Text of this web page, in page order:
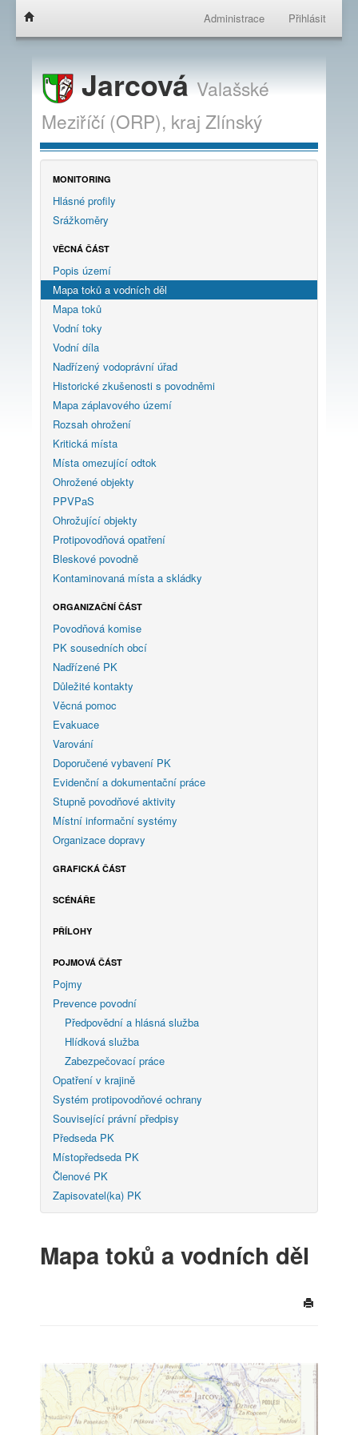
Administrace Přihlásit
JarcováValašské
Meziříčí (ORP), kraj Zlínský
MONITORING
Hlásné profily
Srážkoměry
VĚCNÁ ČÁST
Popis území
Mapa toků a vodních děl
Mapa toků
Vodní toky
Vodní díla
Nadřízený vodoprávní úřad
Historické zkušenosti s povodněmi
Mapa záplavového území
Rozsah ohrožení
Kritická místa
Místa omezující odtok
Ohrožené objekty
PPVPaS
Ohrožující objekty
Protipovodňová opatření
Bleskové povodně
Kontaminovaná místa a skládky
ORGANIZAČNÍ ČÁST
Povodňová komise
PK sousedních obcí
Nadřízené PK
Důležité kontakty
Věcná pomoc
Evakuace
Varování
Doporučené vybavení PK
Evidenční a dokumentační práce
Stupně povodňové aktivity
Místní informační systémy
Organizace dopravy
GRAFICKÁ ČÁST
SCÉNÁŘE
PŘÍLOHY
POJMOVÁ ČÁST
Pojmy
Prevence povodní
Předpovědní a hlásná služba
Hlídková služba
Zabezpečovací práce
Opatření v krajině
Systém protipovodňové ochrany
Související právní předpisy
Předseda PK
Místopředseda PK
Členové PK
Zapisovatel(ka) PK
Mapa toků a vodních děl